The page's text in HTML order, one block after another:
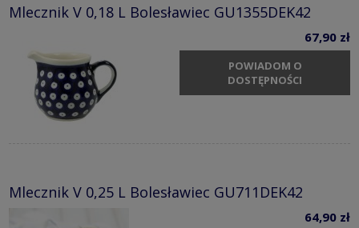
Mlecznik V 0,18 L Bolesławiec GU1355DEK42
67,90 zł
POWIADOM O
DOSTĘPNOŚCI
Mlecznik V 0,25 L Bolesławiec GU711DEK42
64,90 zł